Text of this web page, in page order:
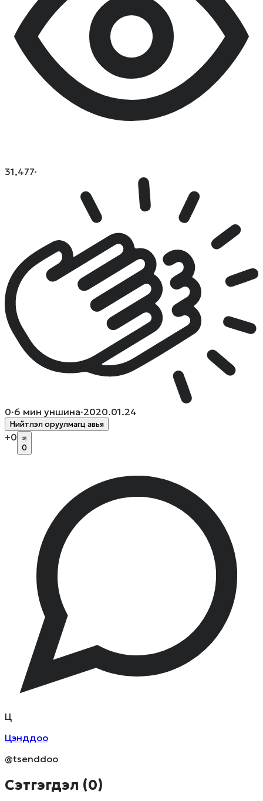
31,477·
0·6 мин уншина·2020.01.24
Нийтлэл оруулмагц авья
+0
0
Ц
Цэнддоо
@tsenddoo
Сэтгэгдэл (0)